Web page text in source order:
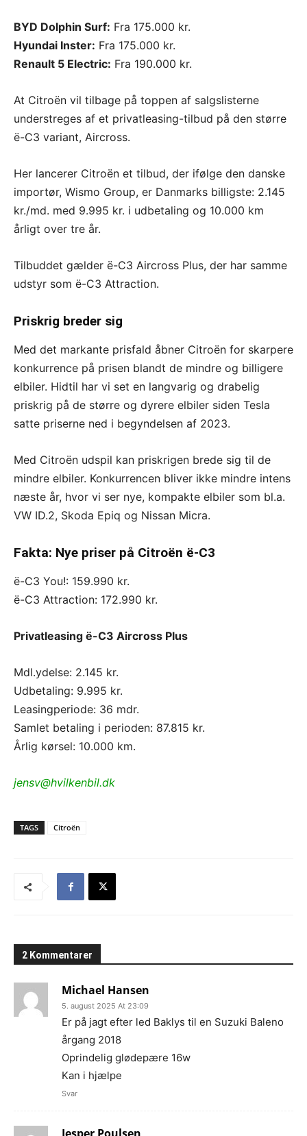
BYD Dolphin Surf: Fra 175.000 kr.
Hyundai Inster: Fra 175.000 kr.
Renault 5 Electric: Fra 190.000 kr.
At Citroën vil tilbage på toppen af salgslisterne
understreges af et privatleasing-tilbud på den større
ë-C3 variant, Aircross.
Her lancerer Citroën et tilbud, der ifølge den danske
importør, Wismo Group, er Danmarks billigste: 2.145
kr./md. med 9.995 kr. i udbetaling og 10.000 km
årligt over tre år.
Tilbuddet gælder ë-C3 Aircross Plus, der har samme
udstyr som ë-C3 Attraction.
Priskrig breder sig
Med det markante prisfald åbner Citroën for skarpere
konkurrence på prisen blandt de mindre og billigere
elbiler. Hidtil har vi set en langvarig og drabelig
priskrig på de større og dyrere elbiler siden Tesla
satte priserne ned i begyndelsen af 2023.
Med Citroën udspil kan priskrigen brede sig til de
mindre elbiler. Konkurrencen bliver ikke mindre intens
næste år, hvor vi ser nye, kompakte elbiler som bl.a.
VW ID.2, Skoda Epiq og Nissan Micra.
Fakta: Nye priser på Citroën ë-C3
ë-C3 You!: 159.990 kr.
ë-C3 Attraction: 172.990 kr.
Privatleasing ë-C3 Aircross Plus
Mdl.ydelse: 2.145 kr.
Udbetaling: 9.995 kr.
Leasingperiode: 36 mdr.
Samlet betaling i perioden: 87.815 kr.
Årlig kørsel: 10.000 km.
jensv@hvilkenbil.dk
TAGS Citroën
2 Kommentarer
Michael Hansen
5. august 2025 At 23:09
Er på jagt efter led Baklys til en Suzuki Baleno
årgang 2018
Oprindelig glødepære 16w
Kan i hjælpe
Svar